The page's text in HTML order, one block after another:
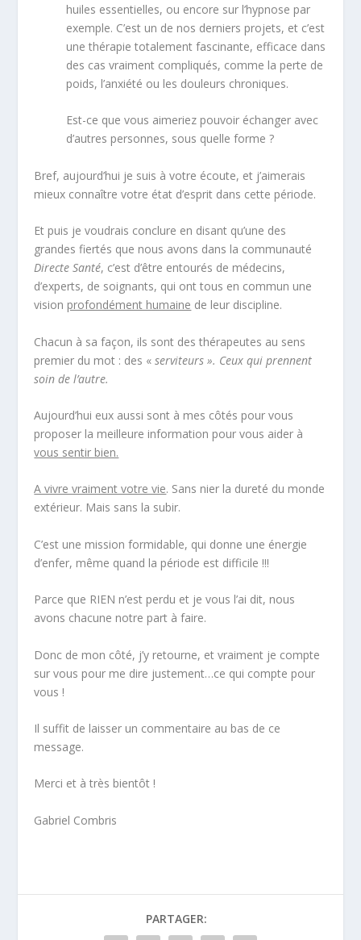
huiles essentielles, ou encore sur l’hypnose par
exemple. C’est un de nos derniers projets, et c’est
une thérapie totalement fascinante, efficace dans
des cas vraiment compliqués, comme la perte de
poids, l’anxiété ou les douleurs chroniques.
Est-ce que vous aimeriez pouvoir échanger avec
d’autres personnes, sous quelle forme ?
Bref, aujourd’hui je suis à votre écoute, et j’aimerais
mieux connaître votre état d’esprit dans cette période.
Et puis je voudrais conclure en disant qu’une des
grandes fiertés que nous avons dans la communauté
Directe Santé, c’est d’être entourés de médecins,
d’experts, de soignants, qui ont tous en commun une
vision profondément humaine de leur discipline.
Chacun à sa façon, ils sont des thérapeutes au sens
premier du mot : des «serviteurs ». Ceux qui prennent
soin de l’autre.
Aujourd’hui eux aussi sont à mes côtés pour vous
proposer la meilleure information pour vous aider à
vous sentir bien.
A vivre vraiment votre vie. Sans nier la dureté du monde
extérieur. Mais sans la subir.
C’est une mission formidable, qui donne une énergie
d’enfer, même quand la période est difficile !!!
Parce que RIEN n’est perdu et je vous l’ai dit, nous
avons chacune notre part à faire.
Donc de mon côté, j’y retourne, et vraiment je compte
sur vous pour me dire justement…ce qui compte pour
vous !
Il suffit de laisser un commentaire au bas de ce
message.
Merci et à très bientôt !
Gabriel Combris
PARTAGER: